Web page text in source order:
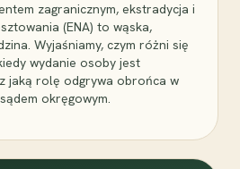
zagranicznym, ekstradycja i
(ENA) to wąska,
Wyjaśniamy, czym różni się
wydanie osoby jest
jaką rolę odgrywa obrońca w
okręgowym.